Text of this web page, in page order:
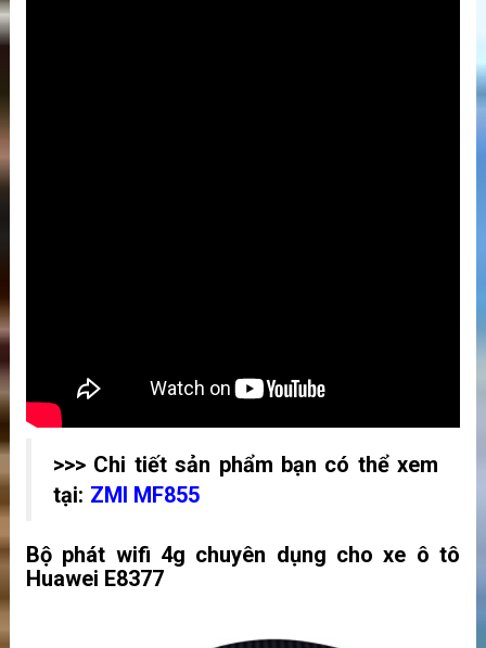
>>> Chi tiết sản phẩm bạn có thể xem
tại: ZMI MF855
Bộ phát wifi 4g chuyên dụng cho xe ô tô
Huawei E8377